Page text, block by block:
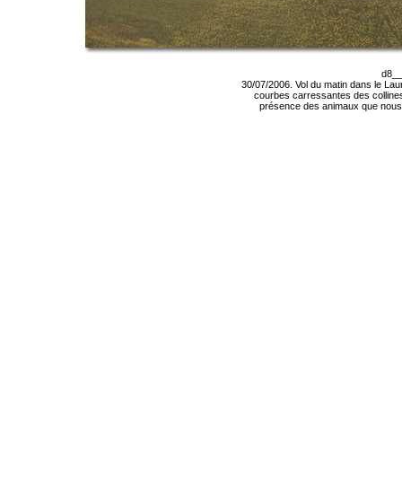
30/07/2006. Vol du matin dans le
courbes carressantes des
présence des animaux que